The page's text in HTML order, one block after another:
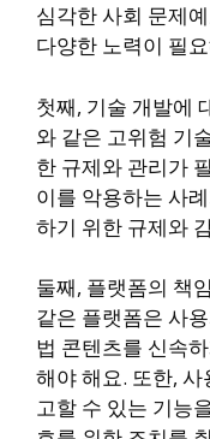
심각한 사회 문제
다양한 노력이 필
첫째, 기술 개발에
와 같은 고위험 기
한 규제와 관리가
이를 악용하는 사
하기 위한 규제와
둘째, 플랫폼의 책
같은 플랫폼은 사
법 콘텐츠를 신속
해야 해요. 또한,
고할 수 있는 기능